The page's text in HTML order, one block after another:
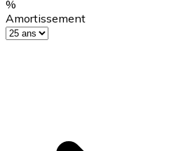
%
Amortissement